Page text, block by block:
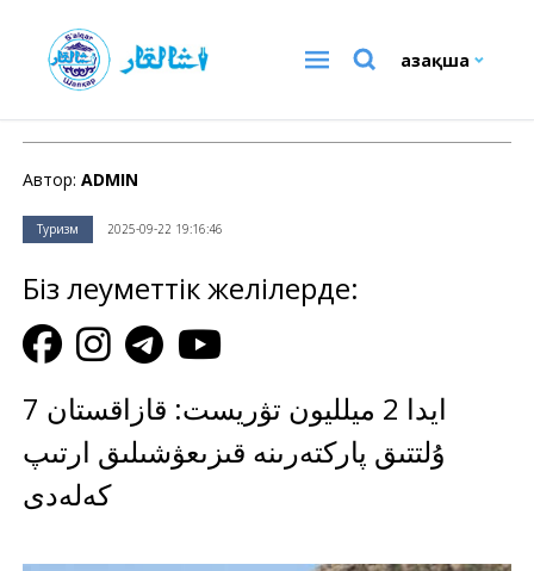
Қазақша
Автор: ADMIN
Туризм 2025-09-22 19:16:46
Біз әлеуметтік желілерде:
7 ايدا 2 ميلليون تۋريست: قازاقستان
ۇلتتىق پاركتەرىنە قىزىعۋشىلىق ارتىپ
كەلەدى